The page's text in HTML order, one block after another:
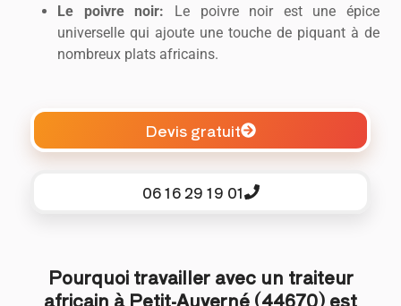
Le poivre noir: Le poivre noir est une épice
universelle qui ajoute une touche de piquant à de
nombreux plats africains.
Devis gratuit
06 16 29 19 01
Pourquoi travailler avec un traiteur
africain à Petit-Auverné (44670) est